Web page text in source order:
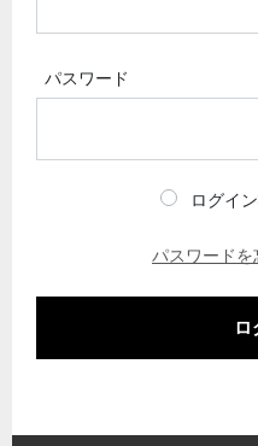
パスワード
ログイ
パスワードを
ロ